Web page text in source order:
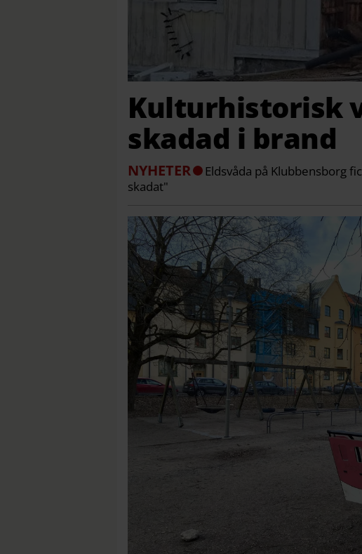
Kulturhistorisk
skadad i brand
NYHETER
Eldsvåda på Klubbensborg
skadat"